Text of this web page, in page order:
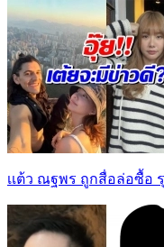
เเต้ว ณฐพร ถูกสื่อล่อซื้อ